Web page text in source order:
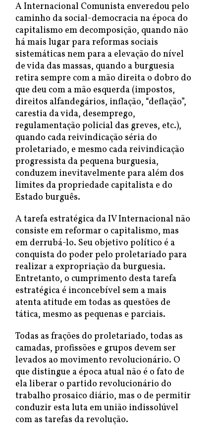
A Internacional Comunista enveredou pelo
caminho da social-democracia na época do
capitalismo em decomposição, quando não
há mais lugar para reformas sociais
sistemáticas nem para a elevação do nível
de vida das massas, quando a burguesia
retira sempre com a mão direita o dobro do
que deu com a mão esquerda (impostos,
direitos alfandegários, inflação, “deflação”,
carestia da vida, desemprego,
regulamentação policial das greves, etc.),
quando cada reivindicação séria do
proletariado, e mesmo cada reivindicação
progressista da pequena burguesia,
conduzem inevitavelmente para além dos
limites da propriedade capitalista e do
Estado burguês.
A tarefa estratégica da IV Internacional não
consiste em reformar o capitalismo, mas
em derrubá-lo. Seu objetivo político é a
conquista do poder pelo proletariado para
realizar a expropriação da burguesia.
Entretanto, o cumprimento desta tarefa
estratégica é inconcebível sem a mais
atenta atitude em todas as questões de
tática, mesmo as pequenas e parciais.
Todas as frações do proletariado, todas as
camadas, profissões e grupos devem ser
levados ao movimento revolucionário. O
que distingue a época atual não é o fato de
ela liberar o partido revolucionário do
trabalho prosaico diário, mas o de permitir
conduzir esta luta em união indissolúvel
com as tarefas da revolução.